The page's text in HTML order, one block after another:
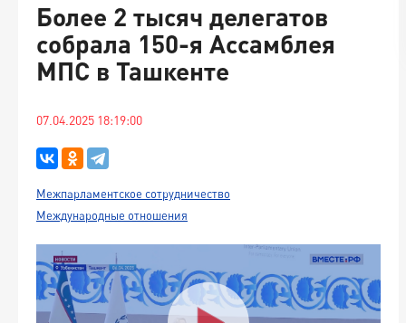
Более 2 тысяч делегатов
собрала 150-я Ассамблея
МПС в Ташкенте
07.04.2025 18:19:00
Межпарламентское сотрудничество
Международные отношения